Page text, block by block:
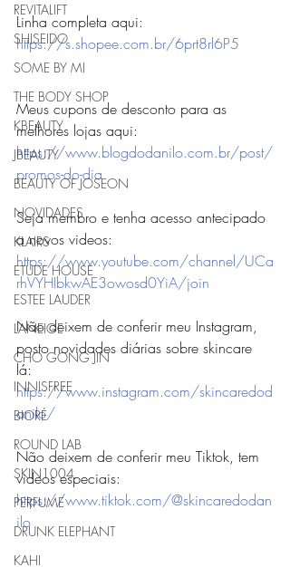
REVITALIFT
SHISEIDO
SOME BY MI
THE BODY SHOP
KBEAUTY
JBEAUTY
BEAUTY OF JOSEON
NOVIDADES
KLAIRS
ETUDE HOUSE
ESTEE LAUDER
LANEIGE
CHO GONG JIN
INNISFREE
BIORÉ
ROUND LAB
SKIN1004
PERFUME
DRUNK ELEPHANT
KAHI
Linha completa aqui:
https://s.shopee.com.br/6prt8rl6P5
Meus cupons de desconto para as
melhores lojas aqui:
https://www.blogdodanilo.com.br/post/
promos-do-dia
Seja membro e tenha acesso antecipado
a novos videos:
https://www.youtube.com/channel/UCa
rhVYHIbkwAE3owosd0YiA/join
Não deixem de conferir meu Instagram,
posto novidades diárias sobre skincare
lá:
https://www.instagram.com/skincaredod
anilo/
Não deixem de conferir meu Tiktok, tem
videos especiais:
https://www.tiktok.com/@skincaredodan
ilo